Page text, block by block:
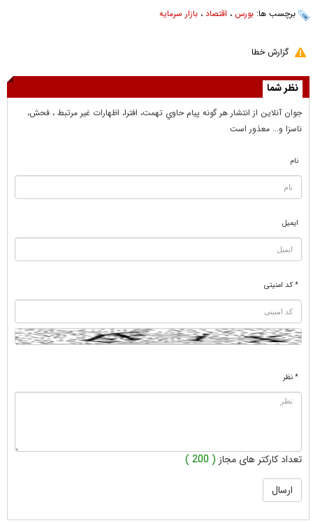
برچسب ها: بورس ، اقتصاد ، بازار سرمایه
گزارش خطا
نظر شما
جوان آنلاين از انتشار هر گونه پيام حاوي تهمت، افترا، اظهارات غير مرتبط ، فحش،
ناسزا و... معذور است
نام
ایمیل
* کد امنیتی
* نظر
تعداد کارکتر های مجاز ( 200 )